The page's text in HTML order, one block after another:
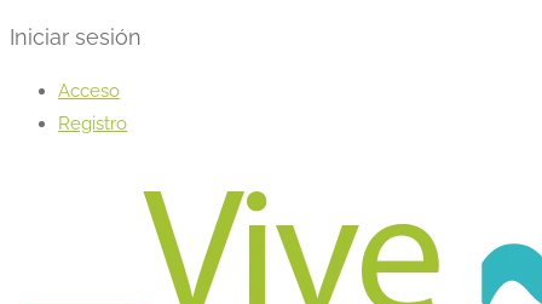
Iniciar sesión
Acceso
Registro